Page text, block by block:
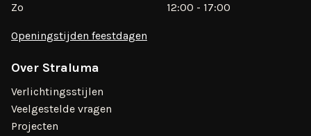
Zo
12:00 - 17:00
Openingstijden feestdagen
Over Straluma
Verlichtingsstijlen
Veelgestelde vragen
Projecten